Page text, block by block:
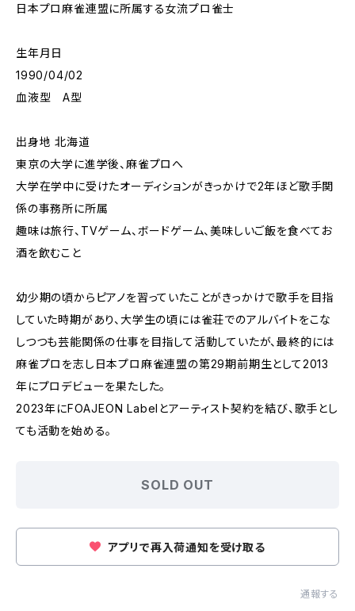
日本プロ麻雀連盟に所属する女流プロ雀士
生年月日
1990/04/02
血液型 A型
出身地 北海道
東京の大学に進学後、麻雀プロへ
大学在学中に受けたオーディションがきっかけで2年ほど歌手関
係の事務所に所属
趣味は旅行、TVゲーム、ボードゲーム、美味しいご飯を食べてお
酒を飲むこと
幼少期の頃からピアノを習っていたことがきっかけで歌手を目指
していた時期があり、大学生の頃には雀荘でのアルバイトをこな
しつつも芸能関係の仕事を目指して活動していたが、最終的には
麻雀プロを志し日本プロ麻雀連盟の第29期前期生として2013
年にプロデビューを果たした。
2023年にFOAJEON Labelとアーティスト契約を結び、歌手とし
ても活動を始める。
SOLD OUT
アプリで再入荷通知を受け取る
通報する